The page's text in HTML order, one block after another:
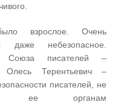
взрослое. Очень
даже небезопасное.
Союза писателей –
Олесь Терентьевич –
писателей, не
ее органам